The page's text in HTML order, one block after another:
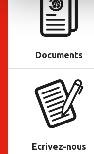
Documents
Ecrivez-nous